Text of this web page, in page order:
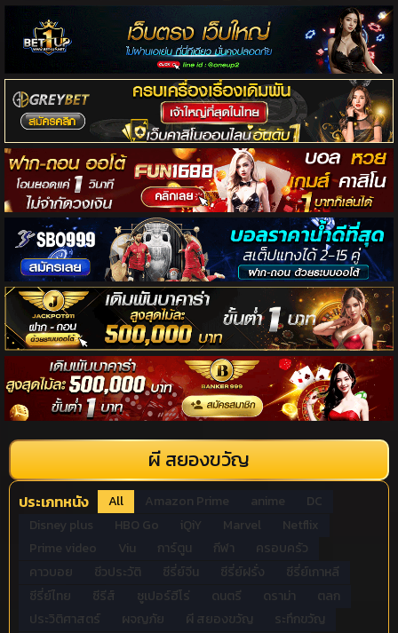
ผี สยองขวัญ
ประเภทหนัง All Amazon Prime anime
DC
Disney plus
HBO Go iQiY Marvel
Netflix
Prime video
Viu การ์ตูน กีฬา
ครอบครัว
คาวบอย
ชีวประวัติ ซีรี่ย์จีน ซีรี่ย์ฝรั่ง
ซีรี่ย์เกาหลี
ซีรี่ย์ไทย
ซีรีส์ ซูเปอร์ฮีโร่ ดนตรี ดราม่า
ตลก
ประวิติศาสตร์
ผจญภัย ผี สยองขวัญ
ระทึกขวัญ